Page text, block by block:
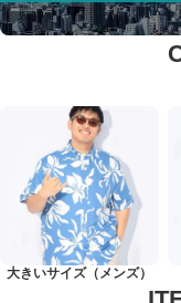
大きいサイズ（メンズ）